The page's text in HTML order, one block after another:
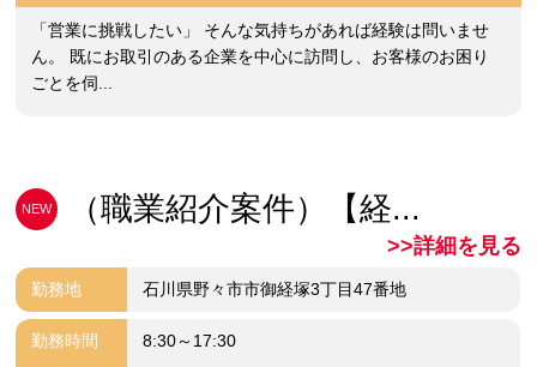
「営業に挑戦したい」 そんな気持ちがあれば経験は問いませ
ん。 既にお取引のある企業を中心に訪問し、お客様のお困り
ごとを伺...
NEW （職業紹介案件）【経...
>>詳細を見る
勤務地 石川県野々市市御経塚3丁目47番地
勤務時間 8:30～17:30